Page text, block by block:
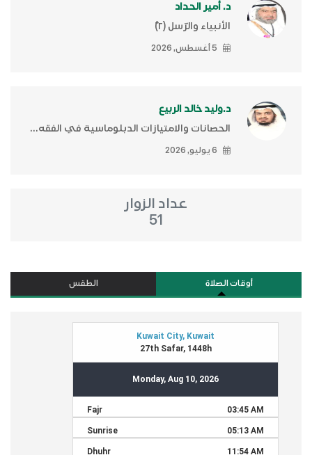
د. أمير الحداد
الأنبياء والرّسل (٢)ّ
5 أغسطس, 2026
د.وليد خالد الربيع
الحصانات والامتيازات الدبلوماسية في الفقه...
6 يوليو, 2026
عداد الزوار
51
أوقات الصلاة الطقس